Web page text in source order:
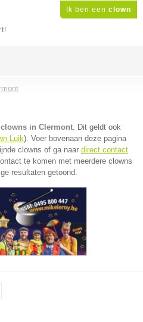
Ik ben een clown
clowns in Clermont. Dit geldt ook
Luik). Voer bovenaan deze pagina
clowns of ga naar direct contact
te komen met meerdere clowns
resultaten getoond.